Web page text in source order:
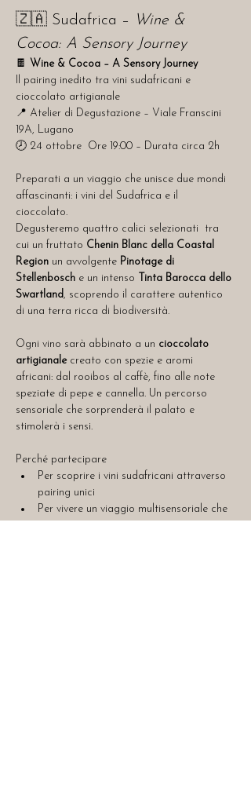
🇿🇦 Sudafrica – Wine &
Cocoa: A Sensory Journey
🍫 Wine & Cocoa – A Sensory Journey
Il pairing inedito tra vini sudafricani e
cioccolato artigianale
📍 Atelier di Degustazione – Viale Franscini
19A, Lugano
🕗 24 ottobre  Ore 19:00 – Durata circa 2h
Preparati a un viaggio che unisce due mondi
affascinanti: i vini del Sudafrica e il
cioccolato.
Degusteremo quattro calici selezionati  tra
cui un fruttato Chenin Blanc della Coastal
Region un avvolgente Pinotage di
Stellenbosch e un intenso Tinta Barocca dello
Swartland, scoprendo il carattere autentico
di una terra ricca di biodiversità.
Ogni vino sarà abbinato a un cioccolato
artigianale creato con spezie e aromi
africani: dal rooibos al caffè, fino alle note
speziate di pepe e cannella. Un percorso
sensoriale che sorprenderà il palato e
stimolerà i sensi.
Perché partecipare
Per scoprire i vini sudafricani attraverso
pairing unici
Per vivere un viaggio multisensoriale che